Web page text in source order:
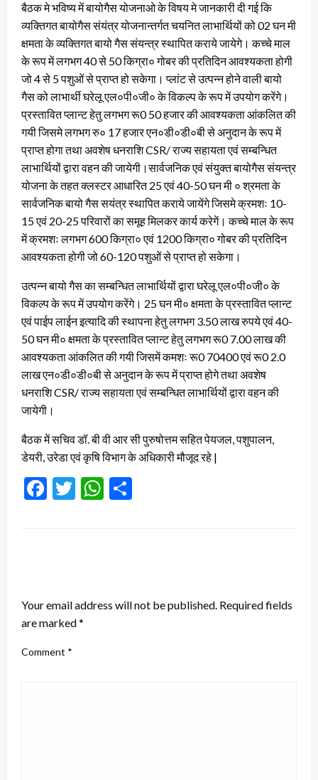
बैठक मे भविष्य में बायोगैस योजनाओ के विषय मे जानकारी दी गई कि
व्यक्तिगत बायोगैस संयंत्र योजनान्तर्गत चयनित लाभार्थियों को 02 घन मी
क्षमता के व्यक्तिगत बायो गैस संयन्त्र स्थापित कराये जायेगे। कच्चे माल
के रूप में लगभग 40 से 50 किग्रा० गोबर की प्रतिदिन आवश्यकता होगी
जो 4 से 5 पशुओं से प्राप्त हो सकेगा। प्लांट से उत्पन्न होने वाली बायो
गैस को लाभार्थी घरेलू एल०पी०जी० के विकल्प के रूप में उपयोग करेंगे।
प्रस्तावित प्लान्ट हेतु लगभग रू0 50 हजार की आवश्यकता आंकलित की
गयी जिसमे लगभग रु० 17 हजार एन०डी०डी०बी से अनुदान के रूप में
प्राप्त होगा तथा अवशेष धनराशि CSR/ राज्य सहायता एवं सम्बन्धित
लाभार्थियों द्वारा वहन की जायेगी।सार्वजनिक एवं संयुक्त बायोगैस संयन्त्र
योजना के तहत क्लस्टर आधारित 25 एवं 40-50 घन मी ० श्रमता के
सार्वजनिक बायो गैस सयंत्र स्थापित कराये जायेंगे जिसमे क्रमशः 10-
15 एवं 20-25 परिवारों का समूह मिलकर कार्य करेगें। कच्चे माल के रूप
में क्रमशः लगभग 600 किग्रा० एवं 1200 किग्रा० गोबर की प्रतिदिन
आवश्यकता होगी जो 60-120 पशुओं से प्राप्त हो सकेगा।
उत्पन्न बायो गैस का सम्बन्धित लाभार्थियों द्वारा घरेलू एल०पी०जी० के
विकल्प के रूप में उपयोग करेंगे। 25 घन मी० क्षमता के प्रस्तावित प्लान्ट
एवं पाईप लाईन इत्यादि की स्थापना हेतु लगभग 3.50 लाख रुपये एवं 40-
50 घन मी० क्षमता के प्रस्तावित प्लान्ट हेतु लगभग रू0 7.00 लाख की
आवश्यकता आंकलित की गयी जिसमें कमशः रू0 70400 एवं रू0 2.0
लाख एन०डी०डी०बी से अनुदान के रूप में प्राप्त होगे तथा अवशेष
धनराशि CSR/ राज्य सहायता एवं सम्बन्धित लाभार्थियों द्वारा वहन की
जायेगी।
बैठक में सचिव डॉ. बी वी आर सी पुरुषोत्तम सहित पेयजल, पशुपालन,
डेयरी, उरेडा एवं कृषि विभाग के अधिकारी मौजूद रहे |
Facebook
TwitterWhatsApp
Your email address will not be published. Required fields
are marked*
Comment *